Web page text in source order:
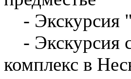
- Экскурсия
- Экскурсия
комплекс в